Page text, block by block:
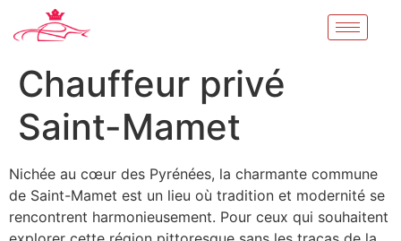
Chauffeur privé
Saint-Mamet
Nichée au cœur des Pyrénées, la charmante commune
de Saint-Mamet est un lieu où tradition et modernité se
rencontrent harmonieusement. Pour ceux qui souhaitent